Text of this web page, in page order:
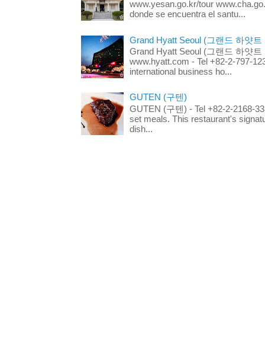
www.yesan.go.kr/tour
donde se encuentra el santu...
Grand Hyatt Seoul (그랜드 하얏트
Grand Hyatt Seoul (그랜드 하얏트
www.hyatt.com - Tel +82-2-797-
international business ho...
GUTEN (구텐)
GUTEN (구텐) - Tel +82-2-2168-
set meals. This restaurant's
dish...